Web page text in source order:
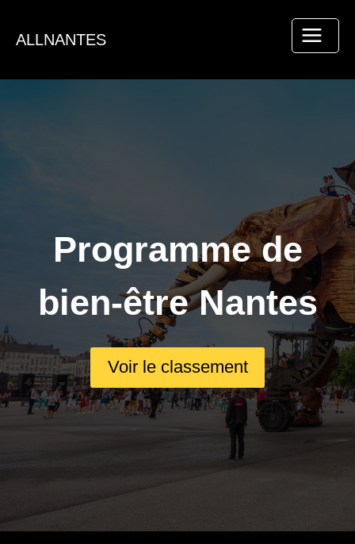
contenu
ALLNANTES
Programme de
bien-être Nantes
Voir le classement